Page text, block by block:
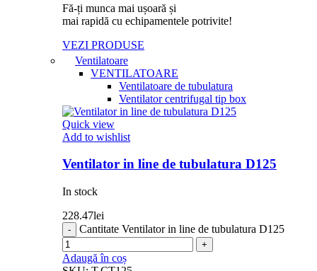
Fă-ți munca mai ușoară și
mai rapidă cu echipamentele potrivite!
VEZI PRODUSE
Ventilatoare
VENTILATOARE
Ventilatoare de tubulatura
Ventilator centrifugal tip box
Quick view
Add to wishlist
Ventilator in line de tubulatura D125
In stock
228.47lei
Cantitate Ventilator in line de tubulatura D125
Adaugă în coș